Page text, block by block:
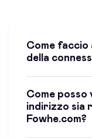
Come
della
Come posso
indirizzo sia
Fowhe.com?